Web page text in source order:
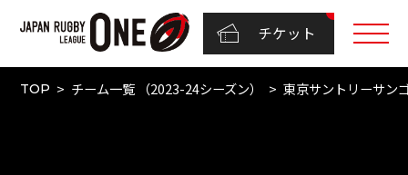
チケット
TOP チーム一覧 （2023-24シーズン） 東京サントリーサン